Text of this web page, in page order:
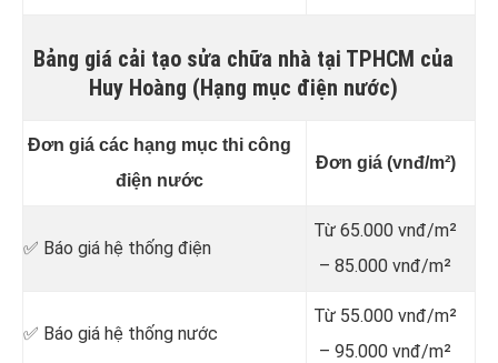
Bảng giá cải tạo sửa chữa nhà tại TPHCM của
Huy Hoàng (Hạng mục điện nước)
Đơn giá các hạng mục thi công
điện nước
Đơn giá (vnđ/m²)
✅ Báo giá hệ thống điện
Từ 65.000 vnđ/m²
– 85.000 vnđ/m²
✅ Báo giá hệ thống nước
Từ 55.000 vnđ/m²
– 95.000 vnđ/m²